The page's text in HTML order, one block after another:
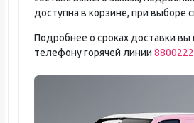
доступна в корзине, при выборе
Подробнее о сроках доставки
телефону горячей линии